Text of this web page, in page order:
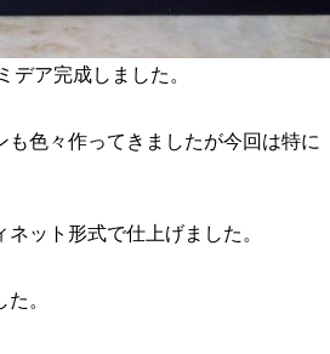
デア完成しました。
も色々作ってきましたが今回は特に
ット形式で仕上げました。
。